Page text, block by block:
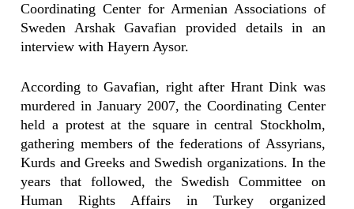
Coordinating Center for Armenian Associations of
Sweden Arshak Gavafian provided details in an
interview with Hayern Aysor.
According to Gavafian, right after Hrant Dink was
murdered in January 2007, the Coordinating Center
held a protest at the square in central Stockholm,
gathering members of the federations of Assyrians,
Kurds and Greeks and Swedish organizations. In the
years that followed, the Swedish Committee on
Human Rights Affairs in Turkey organized